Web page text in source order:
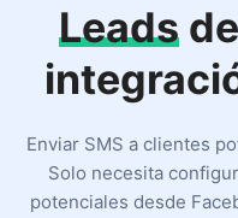
Leads
Enviar SMS a clientes
Solo necesita
potenciales desde